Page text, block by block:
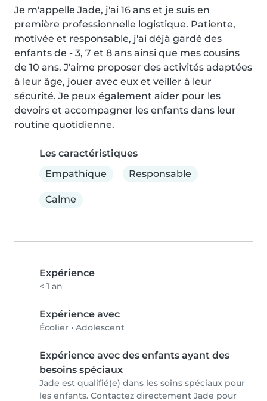
Je m'appelle Jade, j'ai 16 ans et je suis en
première professionnelle logistique. Patiente,
motivée et responsable, j'ai déjà gardé des
enfants de - 3, 7 et 8 ans ainsi que mes cousins
de 10 ans. J'aime proposer des activités adaptées
à leur âge, jouer avec eux et veiller à leur
sécurité. Je peux également aider pour les
devoirs et accompagner les enfants dans leur
routine quotidienne.
Les caractéristiques
Empathique
Responsable
Calme
Expérience
< 1 an
Expérience avec
Écolier • Adolescent
Expérience avec des enfants ayant des
besoins spéciaux
Jade est qualifié(e) dans les soins spéciaux pour
les enfants. Contactez directement Jade pour